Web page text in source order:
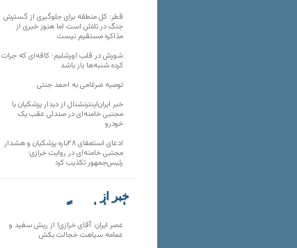
قطر: کل منطقه برای جلوگیری از گسترش
جنگ در تلاش است اما هنوز خبری از
مذاکره مستقیم نیست
شورش در قلب اورشلیم؛ کافه‌ای که جرات
کرده شنبه‌ها باز باشد
توصیه ضرغامی به احمد جنتی
خبر ایران‌اینترنشنال از دیدار پزشکیان با
مجتبی خامنه‌ای در صندلی عقب یک
خودرو
ادعای استعفای ۲۸باره پزشکیان و هشدار
مجتبی خامنه‌ای در روایت خرازی؛
رئیس‌جمهور تکذیب کرد
خبر از
تارنماهای دیگر
عصر ایران: آقای خرازی! از ریش سفید و
عمامه سیاهت خجالت بکش